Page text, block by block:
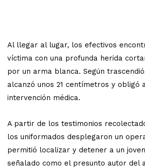
Al llegar al lugar, los efectivos
víctima con una profunda herida
por un arma blanca. Según
alcanzó unos 21 centímetros y obligó
intervención médica.
A partir de los testimonios
los uniformados desplegaron un
permitió localizar y detener a un
señalado como el presunto autor del